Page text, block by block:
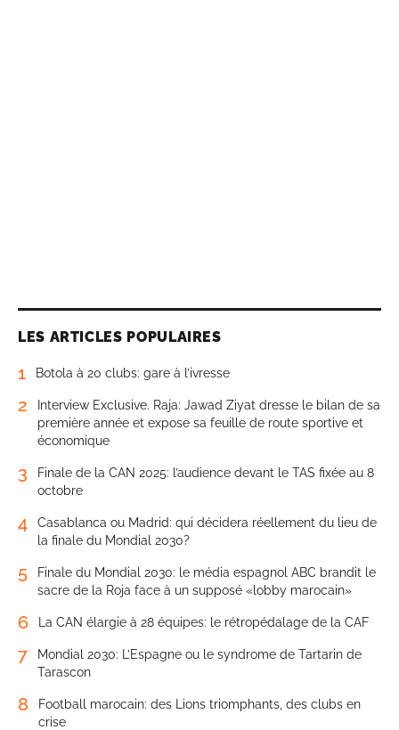
LES ARTICLES POPULAIRES
1 Botola à 20 clubs: gare à l’ivresse
2
Interview Exclusive. Raja: Jawad Ziyat dresse le bilan de sa
première année et expose sa feuille de route sportive et
économique
3
Finale de la CAN 2025: l’audience devant le TAS fixée au 8
octobre
4
Casablanca ou Madrid: qui décidera réellement du lieu de
la finale du Mondial 2030?
5
Finale du Mondial 2030: le média espagnol ABC brandit le
sacre de la Roja face à un supposé «lobby marocain»
6 La CAN élargie à 28 équipes: le rétropédalage de la CAF
7
Mondial 2030: L’Espagne ou le syndrome de Tartarin de
Tarascon
8
Football marocain: des Lions triomphants, des clubs en
crise